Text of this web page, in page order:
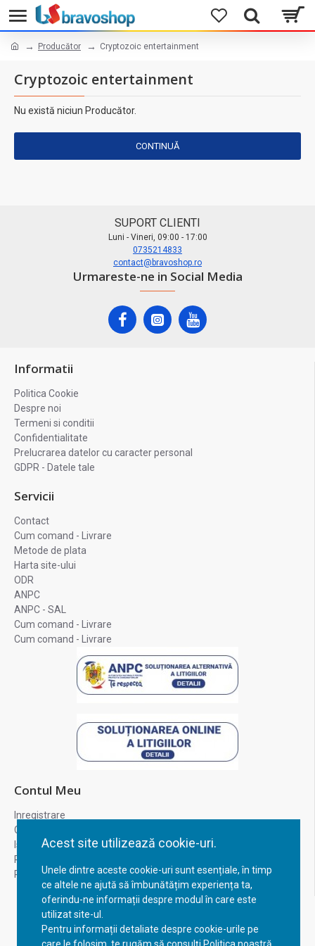
Acest site utilizează cookie-uri.
Unele dintre aceste cookie-uri sunt esențiale, în timp
ce altele ne ajută să îmbunătățim experiența ta,
oferindu-ne informații despre modul în care este
utilizat site-ul.
Pentru informații detaliate despre cookie-urile pe
Producător Cryptozoic entertainment
Cryptozoic entertainment
Nu există niciun Producător.
CONTINUĂ
SUPORT CLIENTI
Luni - Vineri, 09:00 - 17:00
0735214833
contact@bravoshop.ro
Urmareste-ne in Social Media
Informatii
Politica Cookie
Despre noi
Termeni si conditii
Confidentialitate
Prelucrarea datelor cu caracter personal
GDPR - Datele tale
Servicii
Contact
Cum comand - Livrare
Metode de plata
Harta site-ului
ODR
ANPC
ANPC - SAL
Cum comand - Livrare
Cum comand - Livrare
Contul Meu
Inregistrare
Contul meu
Istoric comenzi
Recuperare parola
Returnare produs